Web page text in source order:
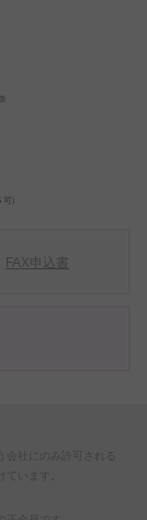
）
FAX申込書
会社にのみ許可される
ています。